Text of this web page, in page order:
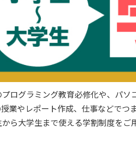
ログラミング教育必修化や、パ
業やレポート作成、仕事などで
ら大学生まで使える学割制度をご